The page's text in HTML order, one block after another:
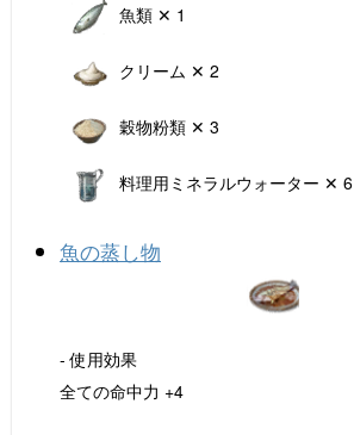
魚類 ✕ 1
クリーム ✕ 2
穀物粉類 ✕ 3
料理用ミネラルウォーター ✕ 6
魚の蒸し物
- 使用効果
全ての命中力 +4